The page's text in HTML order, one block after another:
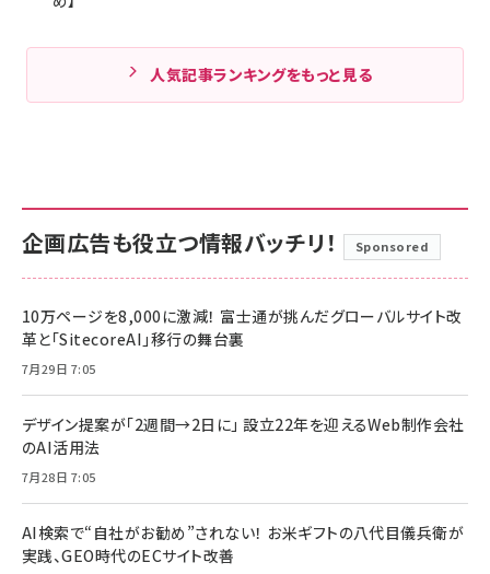
人気記事ランキングをもっと見る
企画広告も役立つ情報バッチリ！ Sponsored
10万ページを8,000に激減！ 富士通が挑んだグローバルサイト改
革と「SitecoreAI」移行の舞台裏
7月29日 7:05
デザイン提案が「2週間→2日に」 設立22年を迎えるWeb制作会社
のAI活用法
7月28日 7:05
AI検索で“自社がお勧め”されない！ お米ギフトの八代目儀兵衛が
実践、GEO時代のECサイト改善